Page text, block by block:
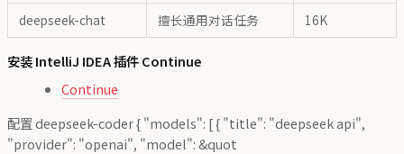
deepseek-chat
擅长通用对话任务 16K
安装 IntelliJ IDEA 插件 Continue
Continue
配置 deepseek-coder { "models": [ { "title": "deepseek api",
"provider": "openai", "model": &quot